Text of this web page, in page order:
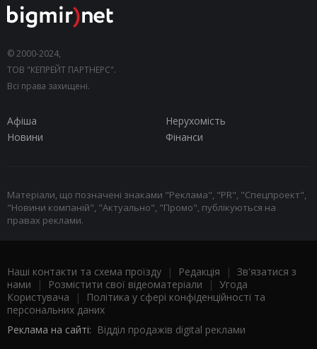
© 2000-2024,
ТОВ "КЕПРЕЙТ ПАРТНЕРС".
Всі права захищені.
Афіша
Нерухомість
Новини
Фінанси
Матеріали, що позначені знаками "Реклама", "PR", "Спецпроект",
"Новини компаній", "Актуально", "Промо", публікуються на
правах реклами.
Наші контакти та схема проїзду | Редакція | Зв'язатися з
нами | Розмістити свої відеоматеріали | Угода
Користувача |
Політика у сфері конфіденційності та
персональних даних
Реклама на сайті: Відділ продажів digital реклами